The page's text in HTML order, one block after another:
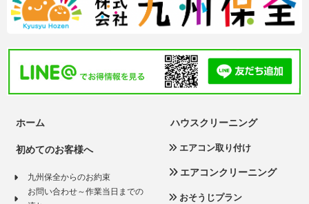
ホーム
初めてのお客様へ
九州保全からのお約束
お問い合わせ～作業当日までの
ハウスクリーニング
エアコン取り付け
エアコンクリーニング
おそうじプラン